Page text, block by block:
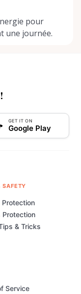
pour
une journée.
!
GET IT ON
Google Play
SAFETY
Protection
Protection
& Tricks
Service